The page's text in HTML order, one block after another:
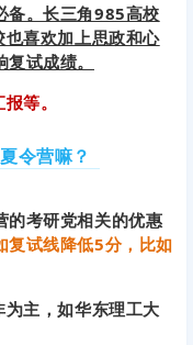
备。长三角985高校
也喜欢加上思政和心
试成绩。
等。
令营嘛？
的考研党相关的优惠
复试线降低5分，比如
主，如华东理工大